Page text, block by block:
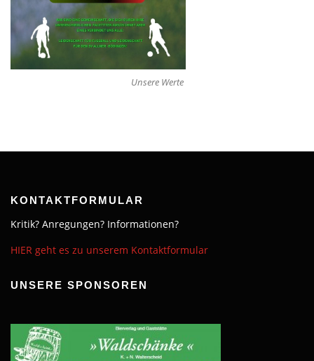
Unsere Werte
KONTAKTFORMULAR
Kritik? Anregungen? Informationen?
HIER geht es zu unserem Kontaktformular
UNSERE SPONSOREN